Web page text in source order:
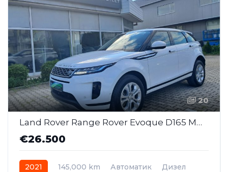
20
Land Rover Range Rover Evoque D165 MHEV S AWD AT (SAJ032)
€26.500
2021 145,000 km Автоматик Дизел